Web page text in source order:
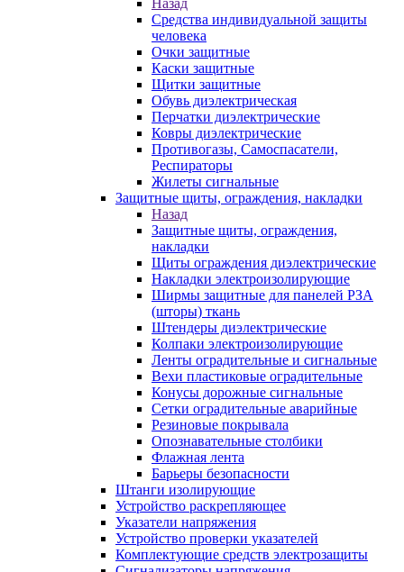
Назад
Средства индивидуальной защиты
человека
Очки защитные
Каски защитные
Щитки защитные
Обувь диэлектрическая
Перчатки диэлектрические
Ковры диэлектрические
Противогазы, Самоспасатели,
Респираторы
Жилеты сигнальные
Защитные щиты, ограждения, накладки
Назад
Защитные щиты, ограждения,
накладки
Щиты ограждения диэлектрические
Накладки электроизолирующие
Ширмы защитные для панелей РЗА
(шторы) ткань
Штендеры диэлектрические
Колпаки электроизолирующие
Ленты оградительные и сигнальные
Вехи пластиковые оградительные
Конусы дорожные сигнальные
Сетки оградительные аварийные
Резиновые покрывала
Опознавательные столбики
Флажная лента
Барьеры безопасности
Штанги изолирующие
Устройство раскрепляющее
Указатели напряжения
Устройство проверки указателей
Комплектующие средств электрозащиты